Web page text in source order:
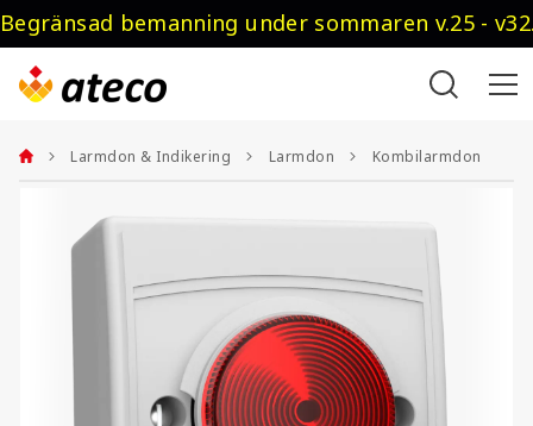
Begränsad bemanning under sommaren v.25 -
Larmdon & Indikering Larmdon Kombilarmdon